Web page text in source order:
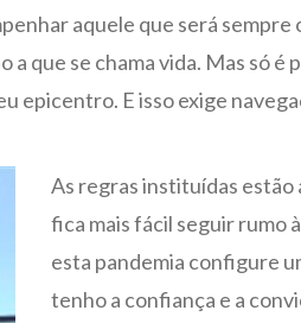
aquele que será
a que se chama vida. Mas só
epicentro. E isso exige
As regras instituídas estão
fica mais fácil seguir rumo
esta pandemia configure
tenho a confiança e a